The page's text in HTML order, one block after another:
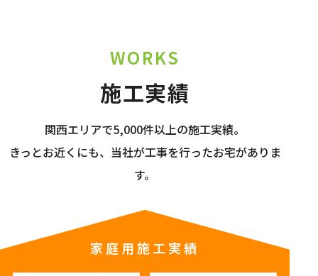
WORKS
施工実績
関西エリアで5,000件以上の施工実績。
きっとお近くにも、当社が工事を行ったお宅がありま
す。
家庭用施工実績